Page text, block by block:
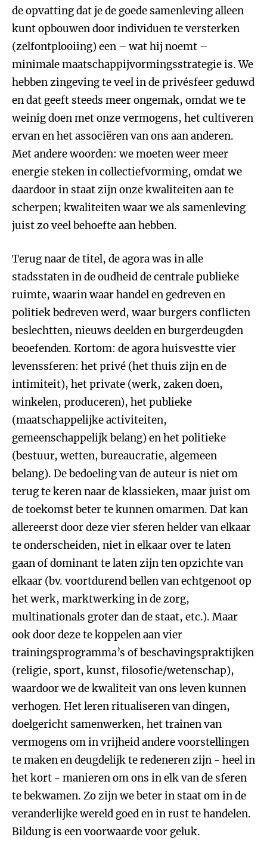
de opvatting dat je de goede samenleving alleen
kunt opbouwen door individuen te versterken
(zelfontplooiing) een – wat hij noemt –
minimale maatschappijvormingsstrategie is. We
hebben zingeving te veel in de privésfeer geduwd
en dat geeft steeds meer ongemak, omdat we te
weinig doen met onze vermogens, het cultiveren
ervan en het associëren van ons aan anderen.
Met andere woorden: we moeten weer meer
energie steken in collectiefvorming, omdat we
daardoor in staat zijn onze kwaliteiten aan te
scherpen; kwaliteiten waar we als samenleving
juist zo veel behoefte aan hebben.
Terug naar de titel, de agora was in alle
stadsstaten in de oudheid de centrale publieke
ruimte, waarin waar handel en gedreven en
politiek bedreven werd, waar burgers conflicten
beslechtten, nieuws deelden en burgerdeugden
beoefenden. Kortom: de agora huisvestte vier
levenssferen: het privé (het thuis zijn en de
intimiteit), het private (werk, zaken doen,
winkelen, produceren), het publieke
(maatschappelijke activiteiten,
gemeenschappelijk belang) en het politieke
(bestuur, wetten, bureaucratie, algemeen
belang). De bedoeling van de auteur is niet om
terug te keren naar de klassieken, maar juist om
de toekomst beter te kunnen omarmen. Dat kan
allereerst door deze vier sferen helder van elkaar
te onderscheiden, niet in elkaar over te laten
gaan of dominant te laten zijn ten opzichte van
elkaar (bv. voortdurend bellen van echtgenoot op
het werk, marktwerking in de zorg,
multinationals groter dan de staat, etc.). Maar
ook door deze te koppelen aan vier
trainingsprogramma’s of beschavingspraktijken
(religie, sport, kunst, filosofie/wetenschap),
waardoor we de kwaliteit van ons leven kunnen
verhogen. Het leren ritualiseren van dingen,
doelgericht samenwerken, het trainen van
vermogens om in vrijheid andere voorstellingen
te maken en deugdelijk te redeneren zijn - heel in
het kort - manieren om ons in elk van de sferen
te bekwamen. Zo zijn we beter in staat om in de
veranderlijke wereld goed en in rust te handelen.
Bildung is een voorwaarde voor geluk.